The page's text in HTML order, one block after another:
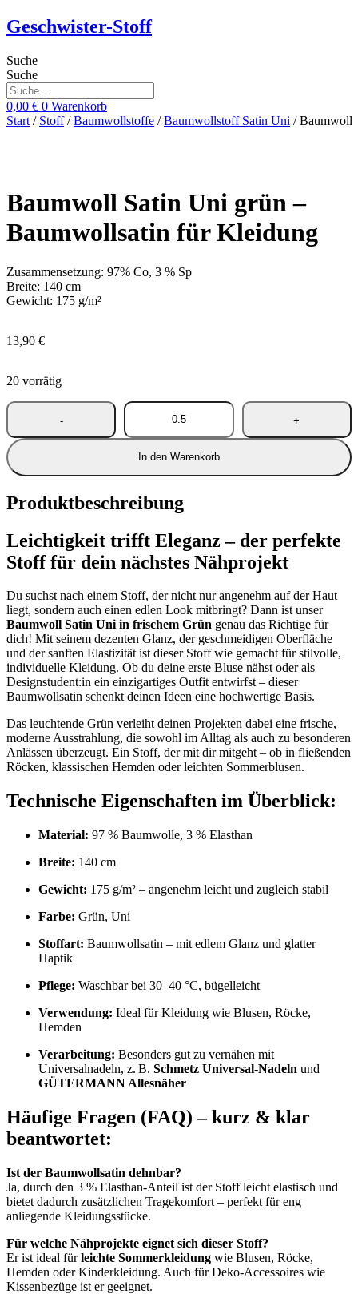
Zum
Inhalt
Geschwister-Stoff
Suche
Suche
0,00 € 0 Warenkorb
Start / Stoff/Baumwollstoffe /Baumwollstoff Satin Uni / Baumwoll
Baumwoll Satin Uni grün –
Baumwollsatin für Kleidung
Zusammensetzung: 97% Co, 3 % Sp
Breite: 140 cm
Gewicht: 175 g/m²
13,90 €
20 vorrätig
In den Warenkorb
Produktbeschreibung
Leichtigkeit trifft Eleganz – der perfekte
Stoff für dein nächstes Nähprojekt
Du suchst nach einem Stoff, der nicht nur angenehm auf der Haut
liegt, sondern auch einen edlen Look mitbringt? Dann ist unser
Baumwoll Satin Uni in frischem Grün genau das Richtige für
dich! Mit seinem dezenten Glanz, der geschmeidigen Oberfläche
und der sanften Elastizität ist dieser Stoff wie gemacht für stilvolle,
individuelle Kleidung. Ob du deine erste Bluse nähst oder als
Designstudent:in ein einzigartiges Outfit entwirfst – dieser
Baumwollsatin schenkt deinen Ideen eine hochwertige Basis.
Das leuchtende Grün verleiht deinen Projekten dabei eine frische,
moderne Ausstrahlung, die sowohl im Alltag als auch zu besonderen
Anlässen überzeugt. Ein Stoff, der mit dir mitgeht – ob in fließenden
Röcken, klassischen Hemden oder leichten Sommerblusen.
Technische Eigenschaften im Überblick:
Material: 97 % Baumwolle, 3 % Elasthan
Breite: 140 cm
Gewicht: 175 g/m² – angenehm leicht und zugleich stabil
Farbe: Grün, Uni
Stoffart: Baumwollsatin – mit edlem Glanz und glatter
Haptik
Pflege: Waschbar bei 30–40 °C, bügelleicht
Verwendung: Ideal für Kleidung wie Blusen, Röcke,
Hemden
Verarbeitung: Besonders gut zu vernähen mit
Universalnadeln, z. B. Schmetz Universal-Nadeln und
GÜTERMANN Allesnäher
Häufige Fragen (FAQ) – kurz & klar
beantwortet:
Ist der Baumwollsatin dehnbar?
Ja, durch den 3 % Elasthan-Anteil ist der Stoff leicht elastisch und
bietet dadurch zusätzlichen Tragekomfort – perfekt für eng
anliegende Kleidungsstücke.
Für welche Nähprojekte eignet sich dieser Stoff?
Er ist ideal fürleichte Sommerkleidung wie Blusen, Röcke,
Hemden oder Kinderkleidung. Auch für Deko-Accessoires wie
Kissenbezüge ist er geeignet.